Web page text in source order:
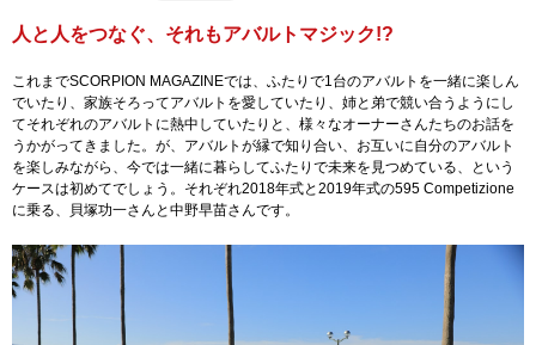
人と人をつなぐ、それもアバルトマジック!?
これまでSCORPION MAGAZINEでは、ふたりで1台のアバルトを一緒に楽しん
でいたり、家族そろってアバルトを愛していたり、姉と弟で競い合うようにし
てそれぞれのアバルトに熱中していたりと、様々なオーナーさんたちのお話を
うかがってきました。が、アバルトが縁で知り合い、お互いに自分のアバルト
を楽しみながら、今では一緒に暮らしてふたりで未来を見つめている、という
ケースは初めてでしょう。それぞれ2018年式と2019年式の595 Competizione
に乗る、貝塚功一さんと中野早苗さんです。